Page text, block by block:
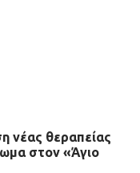
νέας θεραπείας
στον «Άγιο